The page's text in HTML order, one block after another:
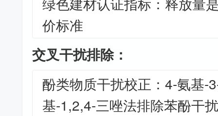
价标准
交叉干扰排除：
酚类物质干扰校正：4-氨基-
基-1,2,4-三唑法排除苯酚干